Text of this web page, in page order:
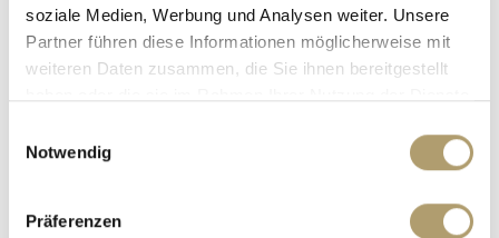
soziale Medien, Werbung und Analysen weiter. Unsere
Partner führen diese Informationen möglicherweise mit
weiteren Daten zusammen, die Sie ihnen bereitgestellt
Notwendig
Präferenzen
Ansprechpartner